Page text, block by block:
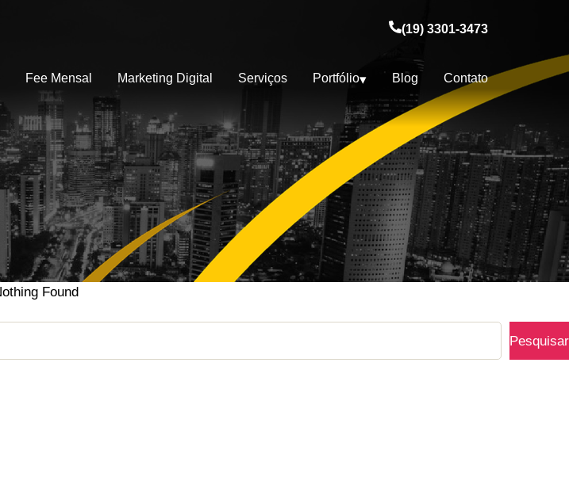
(19) 3301-3473
Fee Mensal Marketing Digital Serviços Portfólio Blog Contato
Found
Pesquisar